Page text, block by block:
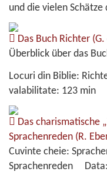
und die vielen Schätze
Das Buch Richter
Überblick über das
Locuri din Biblie:
valabilitate: 123 min
Das charismatische
Sprachenreden (R.
Cuvinte cheie:
Sprachenreden Data: